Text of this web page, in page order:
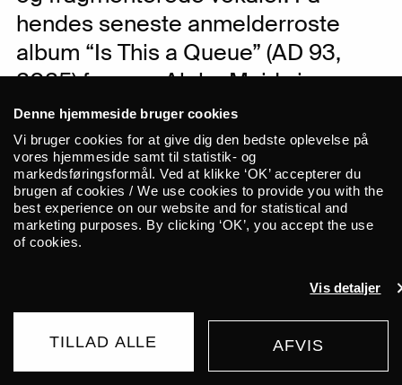
Denne hjemmeside bruger cookies
Vi bruger cookies for at give dig den bedste oplevelse på
vores hjemmeside samt til statistik- og
markedsføringsformål. Ved at klikke ‘OK’ accepterer du
brugen af cookies / We use cookies to provide you with the
best experience on our website and for statistical and
marketing purposes. By clicking ‘OK’, you accept the use
of cookies.
Vis detaljer
TILLAD ALLE AFVIS
hendes seneste anmelderroste
album “Is This a Queue” (AD 93,
2025) forener Alpha Maid sin
karakteristiske lyd med en
sangskrivning, der står knivskarpt i
egen ret. Vi er glade for at kunne
præsentere Alpha Maid, når hun
indtager ALICE i maj.
Levi,Coby Sey og Brother May – har
Alpha Maid aka Leisha Thomas været en
stille, men markant stemme på Londons